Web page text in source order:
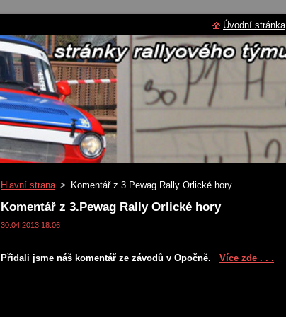
Hlavní strana > Komentář z 3.Pewag Rally Orlické hory
Komentář z 3.Pewag Rally Orlické hory
30.04.2013 18:06
Přidali jsme náš komentář ze závodů v Opočně. Více zde . . .
Úvodní stránka